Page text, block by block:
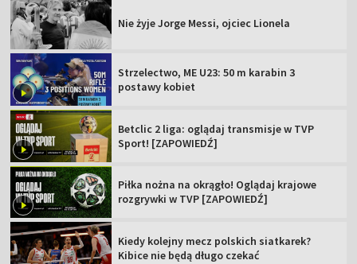
Nie żyje Jorge Messi, ojciec Lionela
Strzelectwo, ME U23: 50 m karabin 3
postawy kobiet
Betclic 2 liga: oglądaj transmisje w TVP
Sport! [ZAPOWIEDŹ]
Piłka nożna na okrągło! Oglądaj krajowe
rozgrywki w TVP [ZAPOWIEDŹ]
Kiedy kolejny mecz polskich siatkarek?
Kibice nie będą długo czekać